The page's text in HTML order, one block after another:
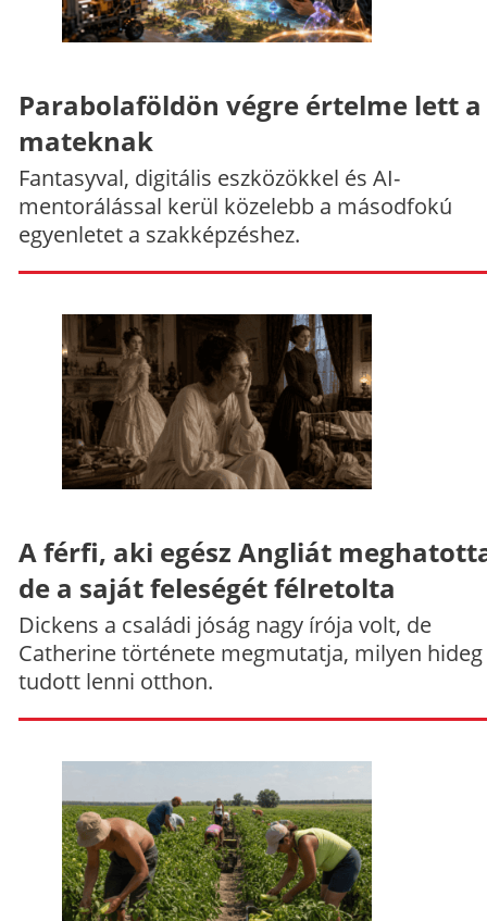
Parabolaföldön végre értelme lett a
mateknak
Fantasyval, digitális eszközökkel és AI-
mentorálással kerül közelebb a másodfokú
egyenletet a szakképzéshez.
A férfi, aki egész Angliát
de a saját feleségét félretolta
Dickens a családi jóság nagy írója volt, de
Catherine története megmutatja, milyen hideg
tudott lenni otthon.